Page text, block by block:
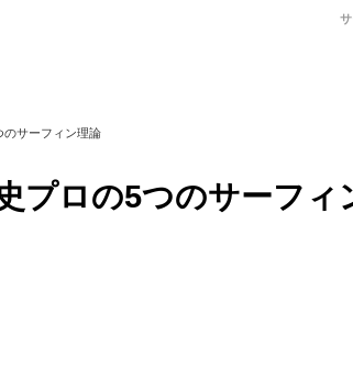
のサーフィン理論
プロの5つのサーフィ